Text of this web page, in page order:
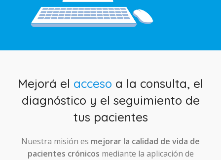
Mejorá el acceso a la consulta, el
diagnóstico y el seguimiento de
tus pacientes
Nuestra misión es mejorar la calidad de vida de
pacientes crónicos mediante la aplicación de